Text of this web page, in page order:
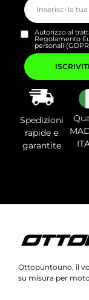
Autorizzo al
Regolamento
personali
Si
prega
di
lasciare
vuoto
questo
campo.
Spedizioni
rapide e
garantite
Ottopuntouno, il
su misura per